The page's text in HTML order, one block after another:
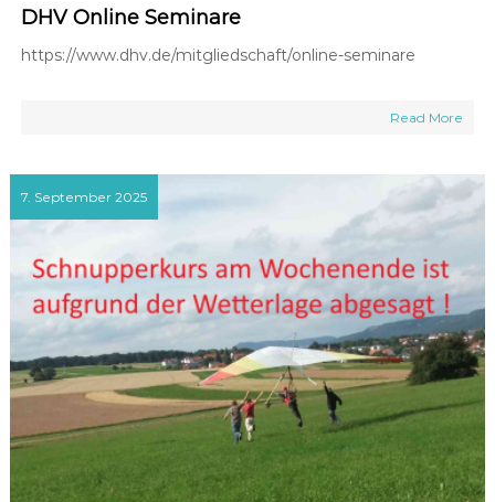
DHV Online Seminare
https://www.dhv.de/mitgliedschaft/online-seminare
Read More
7. September 2025